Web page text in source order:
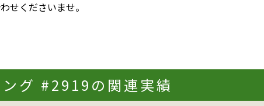
せくださいませ。
グ #2919の関連実績